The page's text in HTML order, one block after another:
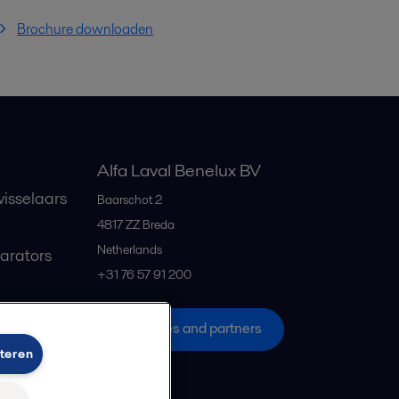
Brochure downloaden
Alfa Laval Benelux BV
Baarschot 2
4817 ZZ Breda
Netherlands
+31 76 57 91 200
All offices and partners